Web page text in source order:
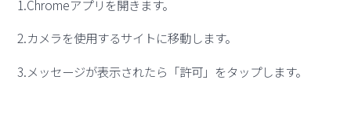
1.Chromeアプリを開きます。
2.カメラを使用するサイトに移動します。
3.メッセージが表示されたら「許可」をタップします。